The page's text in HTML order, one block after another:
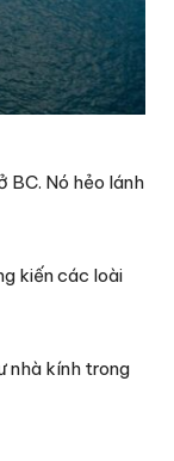
BC. Nó hẻo lánh
kiến các loài
nhà kính trong